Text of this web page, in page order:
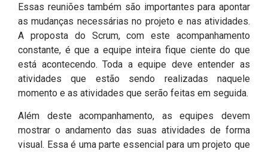
Essas reuniões também são importantes para apontar
as mudanças necessárias no projeto e nas atividades.
A proposta do Scrum, com este acompanhamento
constante, é que a equipe inteira fique ciente do que
está acontecendo. Toda a equipe deve entender as
atividades que estão sendo realizadas naquele
momento e as atividades que serão feitas em seguida.
Além deste acompanhamento, as equipes devem
mostrar o andamento das suas atividades de forma
visual. Essa é uma parte essencial para um projeto que